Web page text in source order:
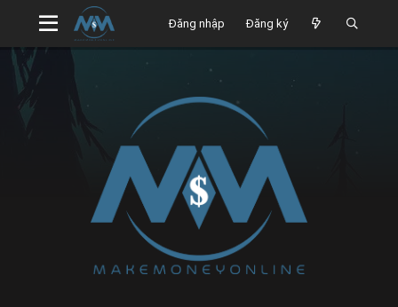
Đăng nhập Đăng ký